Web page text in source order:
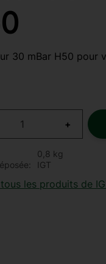
30 mBar H50 pour
+
0,8 kg
IGT
les produits de